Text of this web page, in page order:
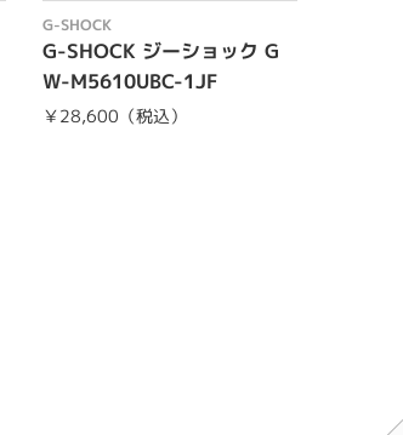
G-SHOCK
G-SHOCK ジーショック G
W-M5610UBC-1JF
￥28,600（税込）